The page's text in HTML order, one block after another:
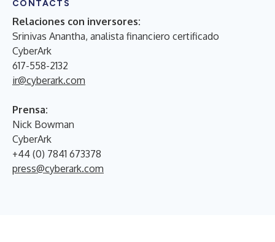
CONTACTS
Relaciones con inversores:
Srinivas Anantha, analista financiero certificado
CyberArk
617-558-2132
ir@cyberark.com
Prensa:
Nick Bowman
CyberArk
+44 (0) 7841 673378
press@cyberark.com